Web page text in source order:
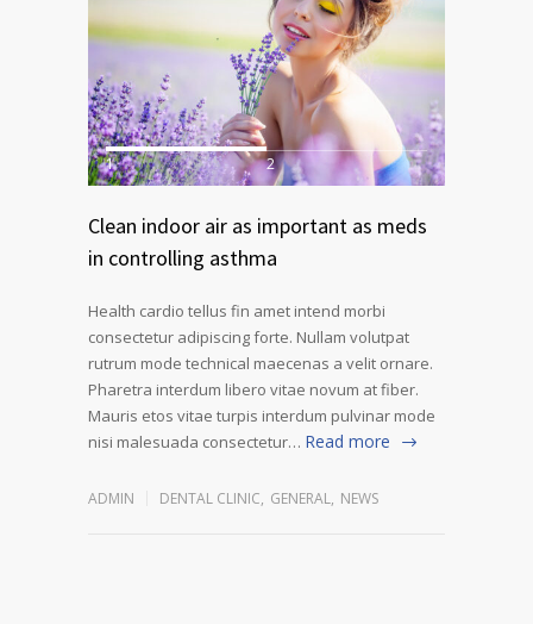
1 2
Clean indoor air as important as meds
in controlling asthma
Health cardio tellus fin amet intend morbi
consectetur adipiscing forte. Nullam volutpat
rutrum mode technical maecenas a velit ornare.
Pharetra interdum libero vitae novum at fiber.
Mauris etos vitae turpis interdum pulvinar mode
nisi malesuada consectetur… Read more
ADMIN DENTAL CLINIC, GENERAL, NEWS